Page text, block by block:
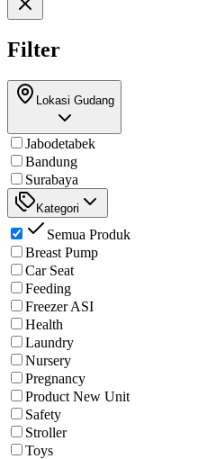
Filter
Lokasi Gudang
Jabodetabek
Bandung
Surabaya
Kategori
Semua Produk
Breast Pump
Car Seat
Feeding
Freezer ASI
Health
Laundry
Nursery
Pregnancy
Product New Unit
Safety
Stroller
Toys